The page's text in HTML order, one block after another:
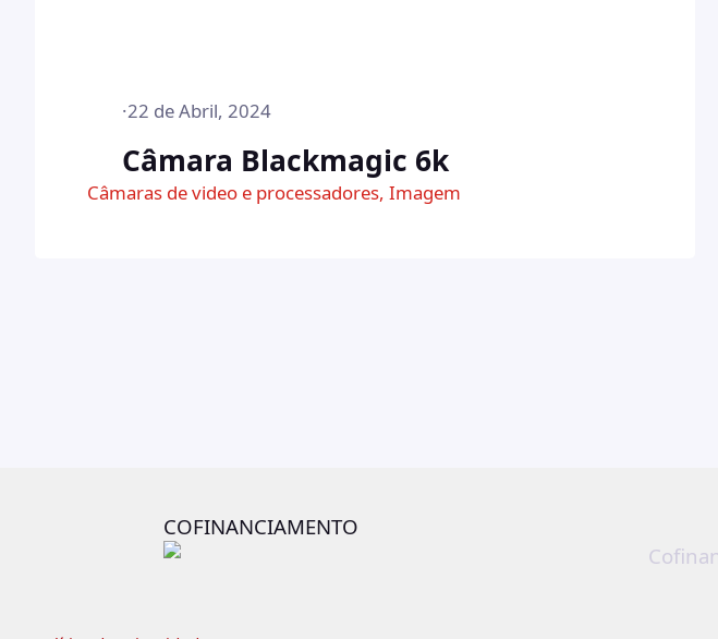
·22 de Abril, 2024
Câmara Blackmagic 6k
Câmaras de video e processadores, Imagem
COFINANCIAMENTO